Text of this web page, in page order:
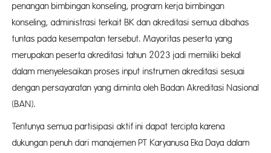
penangan bimbingan konseling, program kerja bimbingan
konseling, administrasi terkait BK dan akreditasi semua dibahas
tuntas pada kesempatan tersebut. Mayoritas peserta yang
merupakan peserta akreditasi tahun 2023 jadi memiliki bekal
dalam menyelesaikan proses input instrumen akreditasi sesuai
dengan persayaratan yang diminta oleh Badan Akreditasi Nasional
(BAN).
Tentunya semua partisipasi aktif ini dapat tercipta karena
dukungan penuh dari manajemen PT Karyanusa Eka Daya dalam